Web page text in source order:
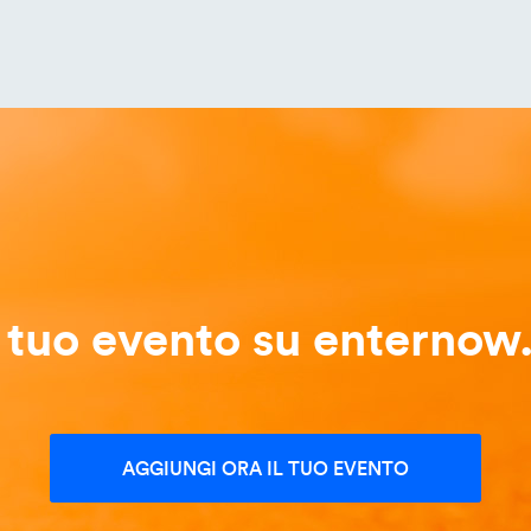
evento su
AGGIUNGI ORA IL TUO EVENTO